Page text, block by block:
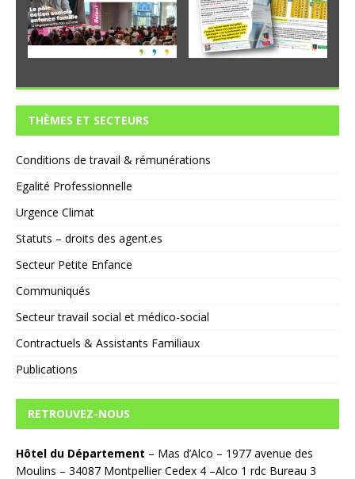
THÈMES ET SECTEURS
Conditions de travail & rémunérations
Egalité Professionnelle
Urgence Climat
Statuts – droits des agent.es
Secteur Petite Enfance
Communiqués
Secteur travail social et médico-social
Contractuels & Assistants Familiaux
Publications
RETROUVEZ-NOUS
Hôtel du Département – Mas d’Alco – 1977 avenue des
Moulins – 34087 Montpellier Cedex 4 –Alco 1 rdc Bureau 3